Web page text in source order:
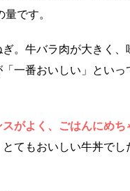
です。
。牛バラ肉が大きく、
一番おいしい」といっ
がよく、ごはんにめち
てもおいしい牛丼でし